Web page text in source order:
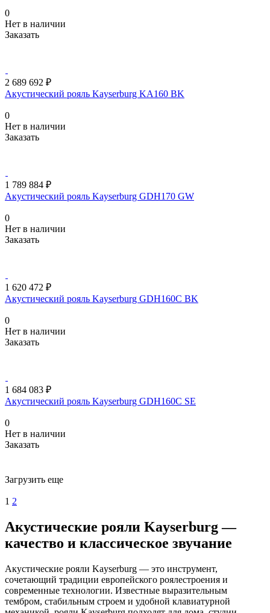
0
Нет в наличии
Заказать
2 689 692 ₽
Акустический рояль Kayserburg KA160 BK
0
Нет в наличии
Заказать
1 789 884 ₽
Акустический рояль Kayserburg GDH170 GW
0
Нет в наличии
Заказать
1 620 472 ₽
Акустический рояль Kayserburg GDH160C BK
0
Нет в наличии
Заказать
1 684 083 ₽
Акустический рояль Kayserburg GDH160C SE
0
Нет в наличии
Заказать
Загрузить еще
1 2
Акустические рояли Kayserburg —
качество и классическое звучание
Акустические рояли Kayserburg — это инструмент,
сочетающий традиции европейского роялестроения и
современные технологии. Известные выразительным
тембром, стабильным строем и удобной клавиатурной